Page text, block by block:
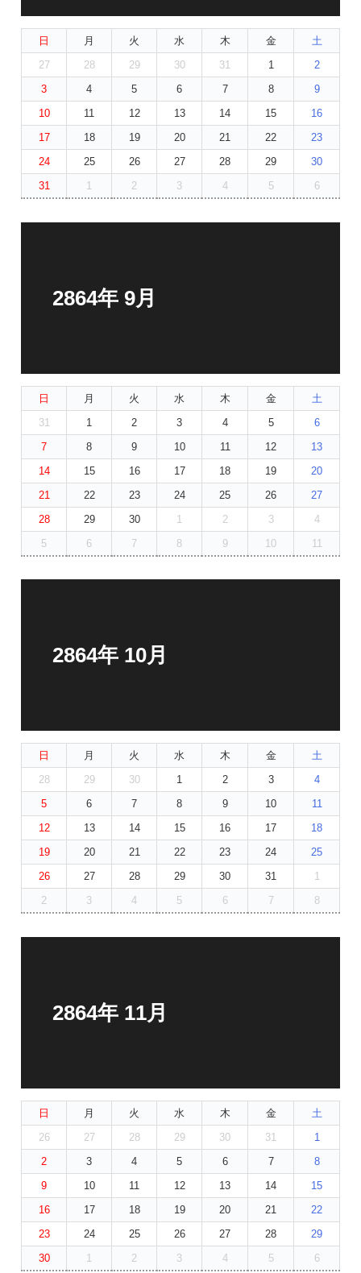
日 月 火 水 木 金
土
27
28 29 30 31 1
2
3
4 5 6 7 8
9
10
11 12 13 14 15
16
17
18 19 20 21 22
23
24
25 26 27 28 29
30
31
1 2 3 4 5 6
2864年 9月
日 月 火 水 木 金
土
31
1 2 3 4 5
6
7
8 9 10 11 12
13
14
15 16 17 18 19
20
21
22 23 24 25 26
27
28
29 30 1 2 3
4
5
6 7 8 9 10 11
2864年 10月
日 月 火 水 木 金
土
28
29 30 1 2 3
4
5
6 7 8 9 10
11
12
13 14 15 16 17
18
19
20 21 22 23 24
25
26
27 28 29 30 31
1
2
3 4 5 6 7 8
2864年 11月
日 月 火 水 木 金
土
26
27 28 29 30 31
1
2
3 4 5 6 7
8
9
10 11 12 13 14
15
16
17 18 19 20 21
22
23
24 25 26 27 28
29
30
1 2 3 4 5 6